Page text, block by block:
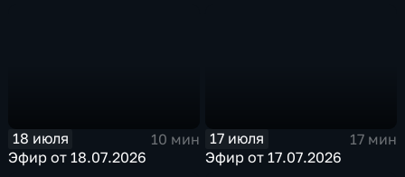
18 июля
10 мин
Эфир от 18.07.2026
17 июля
17 мин
Эфир от 17.07.2026